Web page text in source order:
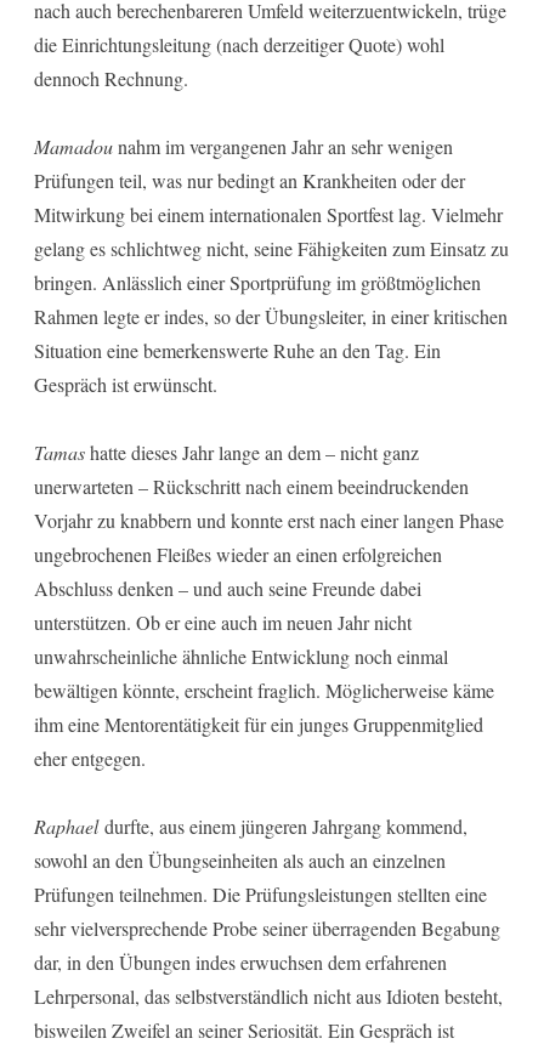
nach auch berechenbareren Umfeld weiterzuentwickeln, trüge
die Einrichtungsleitung (nach derzeitiger Quote) wohl
dennoch Rechnung.
Mamadounahm im vergangenen Jahr an sehr wenigen
Prüfungen teil, was nur bedingt an Krankheiten oder der
Mitwirkung bei einem internationalen Sportfest lag. Vielmehr
gelang es schlichtweg nicht, seine Fähigkeiten zum Einsatz zu
bringen. Anlässlich einer Sportprüfung im größtmöglichen
Rahmen legte er indes, so der Übungsleiter, in einer kritischen
Situation eine bemerkenswerte Ruhe an den Tag. Ein
Gespräch ist erwünscht.
Tamashatte dieses Jahr lange an dem – nicht ganz
unerwarteten – Rückschritt nach einem beeindruckenden
Vorjahr zu knabbern und konnte erst nach einer langen Phase
ungebrochenen Fleißes wieder an einen erfolgreichen
Abschluss denken – und auch seine Freunde dabei
unterstützen. Ob er eine auch im neuen Jahr nicht
unwahrscheinliche ähnliche Entwicklung noch einmal
bewältigen könnte, erscheint fraglich. Möglicherweise käme
ihm eine Mentorentätigkeit für ein junges Gruppenmitglied
eher entgegen.
Raphaeldurfte, aus einem jüngeren Jahrgang kommend,
sowohl an den Übungseinheiten als auch an einzelnen
Prüfungen teilnehmen. Die Prüfungsleistungen stellten eine
sehr vielversprechende Probe seiner überragenden Begabung
dar, in den Übungen indes erwuchsen dem erfahrenen
Lehrpersonal, das selbstverständlich nicht aus Idioten besteht,
bisweilen Zweifel an seiner Seriosität. Ein Gespräch ist